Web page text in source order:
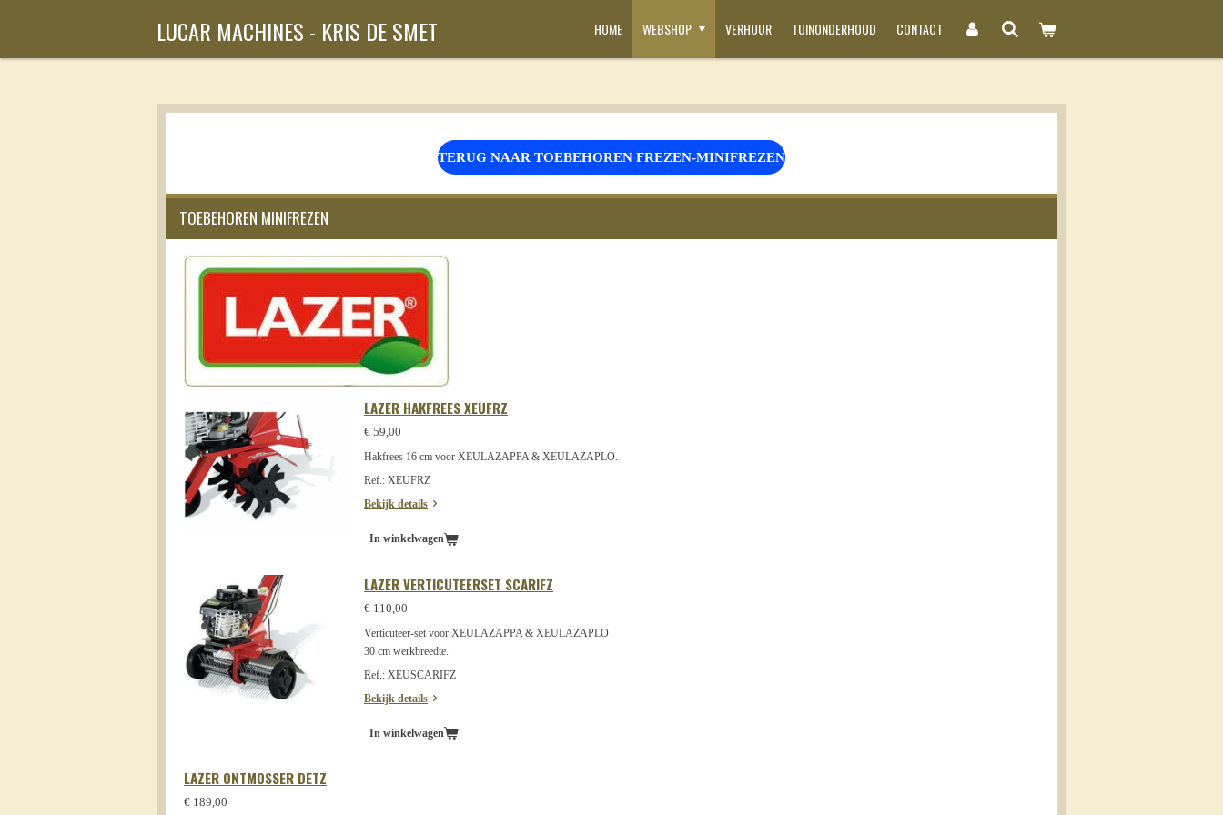
LUCAR MACHINES - KRIS DE SMET HOME WEBSHOP VERHUUR TUINONDERHOUD CONTACT
TERUG NAAR TOEBEHOREN FREZEN-MINIFREZEN
TOEBEHOREN MINIFREZEN
LAZER HAKFREES XEUFRZ
€ 59,00
Hakfrees 16 cm voor XEULAZAPPA & XEULAZAPLO.
Ref.: XEUFRZ
Bekijk details
In winkelwagen
LAZER VERTICUTEERSET SCARIFZ
€ 110,00
Verticuteer-set voor XEULAZAPPA & XEULAZAPLO
30 cm werkbreedte.
Ref.: XEUSCARIFZ
Bekijk details
In winkelwagen
LAZER ONTMOSSER DETZ
€ 189,00